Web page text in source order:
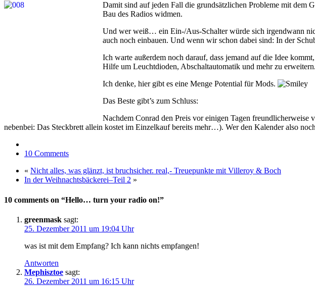
Damit sind auf jeden Fall die grundsätzlichen Probleme mit dem
Bau des Radios widmen.
Und wer weiß… ein Ein-/Aus-Schalter würde sich irgendwann
auch noch einbauen. Und wenn wir schon dabei sind: In der
Ich warte außerdem noch darauf, dass jemand auf die Idee
Hilfe um Leuchtdioden, Abschaltautomatik und mehr zu erweitern.
Ich denke, hier gibt es eine Menge Potential für Mods.
Das Beste gibt’s zum Schluss:
Nachdem Conrad den Preis vor einigen Tagen freundlicherweise
nebenbei: Das Steckbrett allein kostet im Einzelkauf bereits mehr…). Wer den Kalender also
10 Comments
« Nicht alles, was glänzt, ist bruchsicher. real,- Treuepunkte mit Villeroy & Boch
In der Weihnachtsbäckerei–Teil 2 »
10 comments on “Hello… turn your radio on!”
greenmask sagt:
25. Dezember 2011 um 19:04 Uhr
was ist mit dem Empfang? Ich kann nichts empfangen!
Antworten
Mephisztoe sagt:
26. Dezember 2011 um 16:15 Uhr